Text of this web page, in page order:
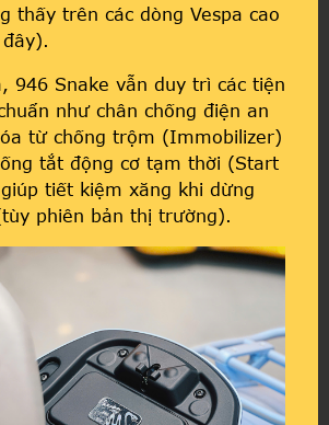
thấy trên các dòng Vespa cao
946 Snake vẫn duy trì các tiện
như chân chống điện an
từ chống trộm (Immobilizer)
tắt động cơ tạm thời (Start
tiết kiệm xăng khi dừng
phiên bản thị trường).